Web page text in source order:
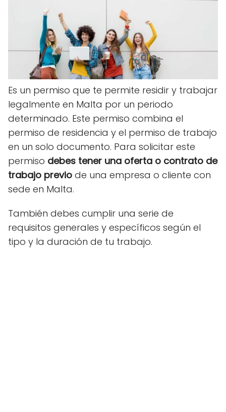
Es un permiso que te permite residir y trabajar
legalmente en Malta por un periodo
determinado. Este permiso combina el
permiso de residencia y el permiso de trabajo
en un solo documento. Para solicitar este
permiso debes tener una oferta o contrato de
trabajo previo de una empresa o cliente con
sede en Malta.
También debes cumplir una serie de
requisitos generales y específicos según el
tipo y la duración de tu trabajo.